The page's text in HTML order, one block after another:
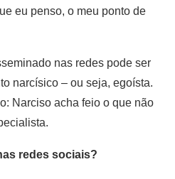
eu penso, o meu ponto de
nas redes pode ser
narcísico – ou seja, egoísta.
Narciso acha feio o que não
redes sociais?